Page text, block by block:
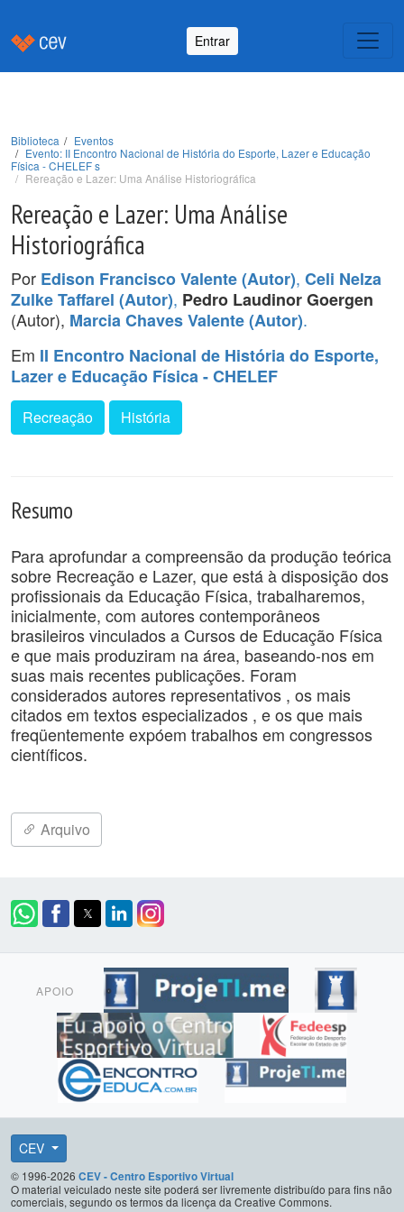
Entrar
Biblioteca
Eventos
Evento: II Encontro Nacional de História do Esporte, Lazer e Educação
Física - CHELEF s
Rereação e Lazer: Uma Análise Historiográfica
Rereação e Lazer: Uma Análise
Historiográfica
Por Edison Francisco Valente (Autor), Celi Nelza
Zulke Taffarel (Autor), Pedro Laudinor Goergen
(Autor), Marcia Chaves Valente (Autor).
Em II Encontro Nacional de História do Esporte,
Lazer e Educação Física - CHELEF
Recreação História
Resumo
Para aprofundar a compreensão da produção teórica
sobre Recreação e Lazer, que está à disposição dos
profissionais da Educação Física, trabalharemos,
inicialmente, com autores contemporâneos
brasileiros vinculados a Cursos de Educação Física
e que mais produziram na área, baseando-nos em
suas mais recentes publicações. Foram
considerados autores representativos , os mais
citados em textos especializados , e os que mais
freqüentemente expóem trabalhos em congressos
científicos.
Arquivo
APOIO
CEV
© 1996-2026 CEV - Centro Esportivo Virtual
O material veiculado neste site poderá ser livremente distribuído para fins não
comerciais, segundo os termos da licença da Creative Commons.